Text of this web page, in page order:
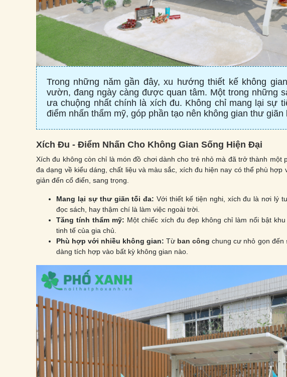
Trong những năm gần đây, xu hướng thiết kế không
vườn, đang ngày càng được quan tâm. Một trong những
ưa chuộng nhất chính là xích đu. Không chỉ mang lại sự
điểm nhấn thẩm mỹ, góp phần tạo nên không gian thư
Xích Đu - Điểm Nhấn Cho Không Gian Sống Hiện Đại
Xích đu không còn chỉ là món đồ chơi dành cho trẻ nhỏ mà đã trở thành một
đa dạng về kiểu dáng, chất liệu và màu sắc, xích đu hiện nay có thể phù hợp
giản đến cổ điển, sang trọng.
Mang lại sự thư giãn tối đa: Với thiết kế tiện nghi, xích đu là nơi lý
đọc sách, hay thậm chí là làm việc ngoài trời.
Tăng tính thẩm mỹ: Một chiếc xích đu đẹp không chỉ làm nổi bật
tinh tế của gia chủ.
Phù hợp với nhiều không gian: Từ ban công chung cư nhỏ gọn đến
dàng tích hợp vào bất kỳ không gian nào.